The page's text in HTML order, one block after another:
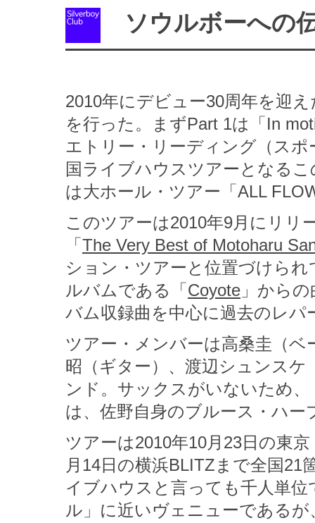
ソウルボーへの
2010年にデビュー30周年を迎
を行った。まずPart 1は「In
エトリー・リーディング（ス
国ライブハウスツアーとなる
は大ホール・ツアー「ALL
このツアーは2010年9月にリリ
「 The Very Best of Motoharu
ション・ツアーと位置づけら
ルバムである「 Coyote 」から
バム収録曲を中心に過去のレ
ツアー・メンバーは高桑圭（
昭（ギター）、渡辺シュンス
ンド。サックスがいないため
は、佐野自身のブルース・ハ
ツアーは2010年10月23日の東
月14日の横浜BLITZまで全国21
イブハウスと言っても千人単
ル」に近いヴェニューである